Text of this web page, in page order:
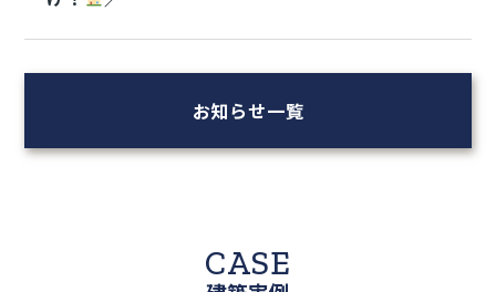
お知らせ一覧
CASE